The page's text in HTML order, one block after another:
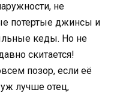
не
потертые джинсы и
кеды. Но не
скитается!
позор, если её
уж лучше отец,